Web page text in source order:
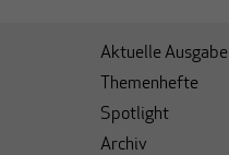
Aktuelle Ausgabe
Themenhefte
Spotlight
Archiv